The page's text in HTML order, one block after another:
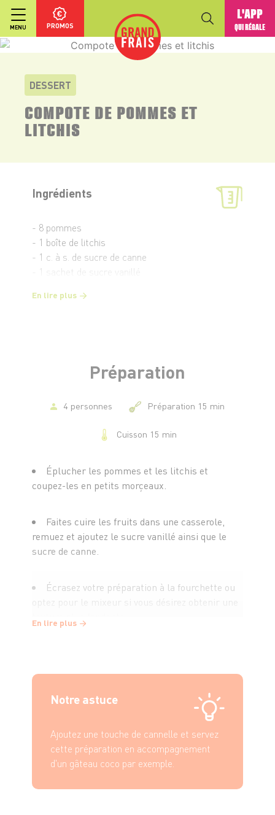
MENU PROMOS
L'APP
QUI RÉGALE
DESSERT
COMPOTE DE POMMES ET
LITCHIS
Ingrédients
- 8 pommes
- 1 boîte de litchis
- 1 c. à s. de sucre de canne
- 1 sachet de sucre vanillé
En lire plus
Préparation
4 personnes Préparation 15 min
Cuisson 15 min
Éplucher les pommes et les litchis et
coupez-les en petits morçeaux.
Faites cuire les fruits dans une casserole,
remuez et ajoutez le sucre vanillé ainsi que le
sucre de canne.
Écrasez votre préparation à la fourchette ou
optez pour le mixeur si vous désirez obtenir une
En lire plus
Notre astuce
Ajoutez une touche de cannelle et servez
cette préparation en accompagnement
d'un gâteau coco par exemple.